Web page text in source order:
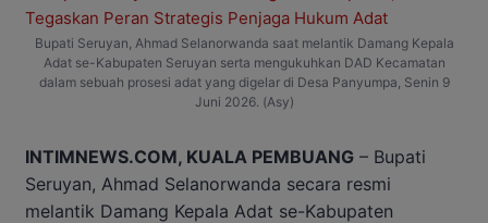
Bupati Seruyan, Ahmad Selanorwanda saat melantik Damang Kepala
Adat se-Kabupaten Seruyan serta mengukuhkan DAD Kecamatan
dalam sebuah prosesi adat yang digelar di Desa Panyumpa, Senin 9
Juni 2026. (Asy)
INTIMNEWS.COM, KUALA PEMBUANG – Bupati
Seruyan, Ahmad Selanorwanda secara resmi
melantik Damang Kepala Adat se-Kabupaten